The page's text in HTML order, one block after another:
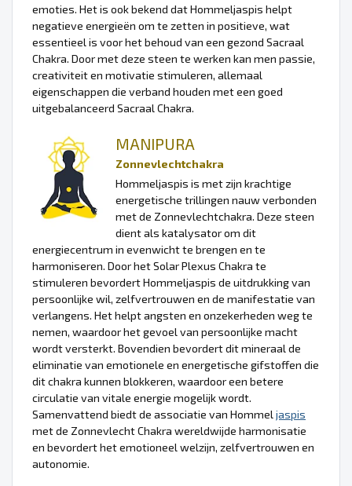
emoties. Het is ook bekend dat Hommeljaspis helpt
negatieve energieën om te zetten in positieve, wat
essentieel is voor het behoud van een gezond Sacraal
Chakra. Door met deze steen te werken kan men passie,
creativiteit en motivatie stimuleren, allemaal
eigenschappen die verband houden met een goed
uitgebalanceerd Sacraal Chakra.
MANIPURA
Zonnevlechtchakra
Hommeljaspis is met zijn krachtige
energetische trillingen nauw verbonden
met de Zonnevlechtchakra. Deze steen
dient als katalysator om dit
energiecentrum in evenwicht te brengen en te
harmoniseren. Door het Solar Plexus Chakra te
stimuleren bevordert Hommeljaspis de uitdrukking van
persoonlijke wil, zelfvertrouwen en de manifestatie van
verlangens. Het helpt angsten en onzekerheden weg te
nemen, waardoor het gevoel van persoonlijke macht
wordt versterkt. Bovendien bevordert dit mineraal de
eliminatie van emotionele en energetische gifstoffen die
dit chakra kunnen blokkeren, waardoor een betere
circulatie van vitale energie mogelijk wordt.
Samenvattend biedt de associatie van Hommel jaspis
met de Zonnevlecht Chakra wereldwijde harmonisatie
en bevordert het emotioneel welzijn, zelfvertrouwen en
autonomie.